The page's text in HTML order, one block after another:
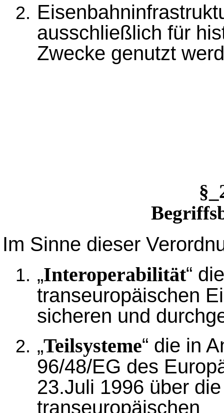
ausschließlich für
Zwecke genutzt
Im Sinne dieser
„Interoperabilität“
transeuropäischen
sicheren und
„Teilsysteme“ die in
96/48/EG des
23.Juli 1996 über
transeuropäischen